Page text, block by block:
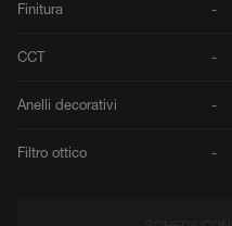
Finitura -
CCT -
Anelli decorativi -
Filtro ottico -